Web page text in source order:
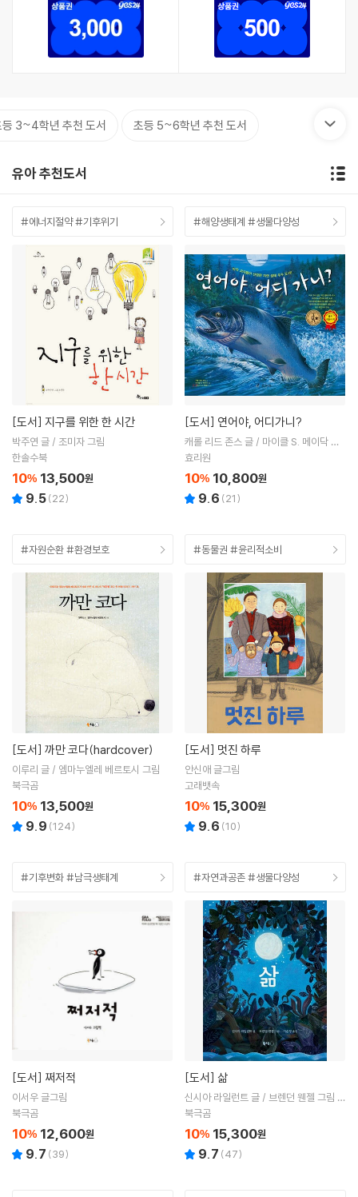
등 3~4학년 추천 도서 초등 5~6학년 추천 도서
유아 추천도서
#에너지절약 #기후위기
[도서] 지구를 위한 한 시간
박주연 글 / 조미자 그림
한솔수북
10% 13,500원
9.5(22)
#해양생태계 #생물다양성
[도서] 연어야, 어디가니?
캐롤 리드 존스 글 / 마이클 S. 메이닥 그
림 / 강계식 역
효리원
10% 10,800원
9.6 (21)
#자원순환 #환경보호
[도서] 까만 코다(hardcover)
이루리 글 / 엠마누엘레 베르토시 그림
북극곰
10% 13,500원
9.9 (124)
#동물권 #윤리적소비
[도서] 멋진 하루
안신애 글그림
고래뱃속
10% 15,300원
9.6 (10)
#기후변화 #남극생태계
[도서] 쩌저적
이서우 글그림
북극곰
10% 12,600원
9.7 (39)
#자연과공존 #생물다양성
[도서] 삶
신시아 라일런트 글 / 브렌던 웬젤 그림 /
이순영 역
북극곰
10% 15,300원
9.7 (47)